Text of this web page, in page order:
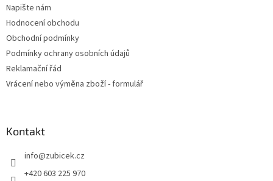
Napište nám
Hodnocení obchodu
Obchodní podmínky
Podmínky ochrany osobních údajů
Reklamační řád
Vrácení nebo výměna zboží - formulář
Kontakt
info@zubicek.cz
+420 603 225 970